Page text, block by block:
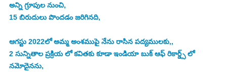
అన్ని గ్రూపుల నుంచి,
15 బిరుదులు పొందడం జరిగినది,
ఆగస్టు 2022లో అమ్మ అంశముపై నేను రాసిన పద్యములకు,,
2 సున్నితాల ప్రక్రియ లో కవితకు కూడా ఇండియా బుక్ ఆఫ్ రికార్డ్స్ లో
నమోదైనను,